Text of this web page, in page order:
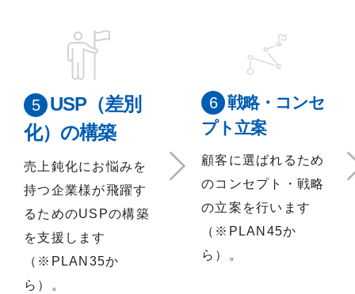
USP（差別
化）の構築
売上鈍化にお悩みを
持つ企業様が飛躍す
るためのUSPの構築
を支援します
（※PLAN35か
ら）。
戦略・コンセ
プト立案
顧客に選ばれるため
のコンセプト・戦略
の立案を行います
（※PLAN45か
ら）。